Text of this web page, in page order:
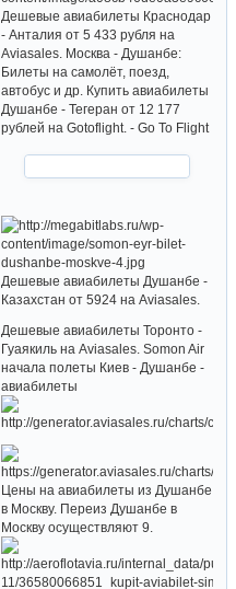
Дешевые авиабилеты Краснодар
- Анталия от 5 433 рубля на
Aviasales. Москва - Душанбе:
Билеты на самолёт, поезд,
автобус и др. Купить авиабилеты
Душанбе - Тегеран от 12 177
рублей на Gotoflight. - Go To Flight
Дешевые авиабилеты Душанбе -
Казахстан от 5924 на Aviasales.
Дешевые авиабилеты Торонто -
Гуаякиль на Aviasales. Somon Air
начала полеты Киев - Душанбе -
авиабилеты
Цены на авиабилеты из Душанбе
в Москву. Переиз Душанбе в
Москву осуществляют 9.